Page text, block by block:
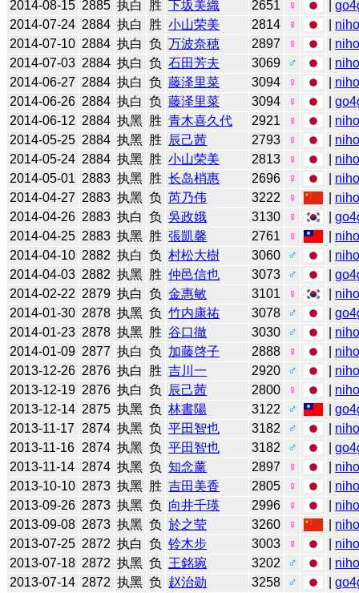
2014-08-15 2885 执白 胜 下坂美織 2651 ♀ |
2014-07-24 2884 执白 胜 小山荣美 2814 ♀
2014-07-10 2884 执白 负 万波奈穂 2897 ♀
2014-07-03 2884 执白 负 石田芳夫 3069 ♂
2014-06-27 2884 执白 负 藤泽里菜 3094 ♀
2014-06-26 2884 执白 负 藤泽里菜 3094 ♀ |
2014-06-12 2884 执黑 胜 青木喜久代 2921 ♀
2014-05-25 2884 执黑 胜 辰己茜 2793 ♀
2014-05-24 2884 执黑 胜 小山荣美 2813 ♀
2014-05-01 2883 执黑 胜 长岛梢惠 2696 ♀
2014-04-27 2883 执黑 负 芮乃伟 3222 ♀
2014-04-26 2883 执白 负 吳政娥 3130 ♀ |
2014-04-25 2883 执黑 胜 張凱馨 2761 ♀
2014-04-10 2882 执白 负 村松大樹 3060 ♂
2014-04-03 2882 执黑 胜 仲邑信也 3073 ♂ |
2014-02-22 2879 执白 负 金惠敏 3101 ♀
2014-01-30 2878 执黑 负 竹内康祐 3078 ♂ |
2014-01-23 2878 执黑 胜 谷口徹 3030 ♂
2014-01-09 2877 执白 负 加藤啓子 2888 ♀
2013-12-26 2876 执白 胜 吉川一 2920 ♂
2013-12-19 2876 执白 负 辰己茜 2800 ♀
2013-12-14 2875 执黑 负 林書陽 3122 ♂ |
2013-11-17
2874 执黑 负 平田智也 3182 ♂
2013-11-16 2874 执黑 负 平田智也 3182 ♂ |
2013-11-14 2874 执黑 负 知念薰 2897 ♀
2013-10-10 2873 执黑 胜 吉田美香 2805 ♀
2013-09-26 2873 执黑 负 向井千瑛 2996 ♀
2013-09-08 2873 执黑 负 於之莹 3260 ♀
2013-07-25 2872 执白 负 铃木步 3003 ♀
2013-07-18 2872 执黑 负 王銘琬 3202 ♂
2013-07-14 2872 执黑 负 赵治勋 3258 ♂ |